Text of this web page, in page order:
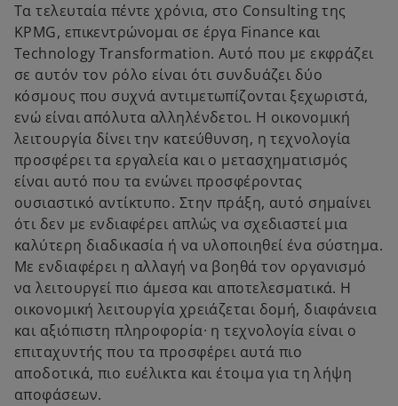
Τα τελευταία πέντε χρόνια, στο Consulting της
KPMG, επικεντρώνομαι σε έργα Finance και
Technology Transformation. Αυτό που με εκφράζει
σε αυτόν τον ρόλο είναι ότι συνδυάζει δύο
κόσμους που συχνά αντιμετωπίζονται ξεχωριστά,
ενώ είναι απόλυτα αλληλένδετοι. Η οικονομική
λειτουργία δίνει την κατεύθυνση, η τεχνολογία
προσφέρει τα εργαλεία και ο μετασχηματισμός
είναι αυτό που τα ενώνει προσφέροντας
ουσιαστικό αντίκτυπο. Στην πράξη, αυτό σημαίνει
ότι δεν με ενδιαφέρει απλώς να σχεδιαστεί μια
καλύτερη διαδικασία ή να υλοποιηθεί ένα σύστημα.
Με ενδιαφέρει η αλλαγή να βοηθά τον οργανισμό
να λειτουργεί πιο άμεσα και αποτελεσματικά. Η
οικονομική λειτουργία χρειάζεται δομή, διαφάνεια
και αξιόπιστη πληροφορία· η τεχνολογία είναι ο
επιταχυντής που τα προσφέρει αυτά πιο
αποδοτικά, πιο ευέλικτα και έτοιμα για τη λήψη
αποφάσεων.